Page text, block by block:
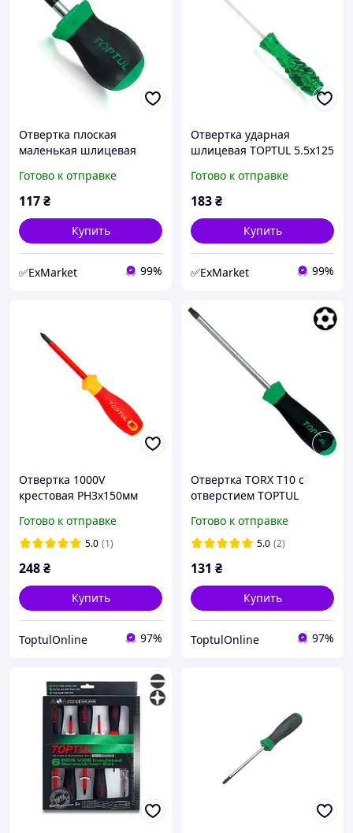
Отвертка плоская
маленькая шлицевая
FABB5E03
Готово к отправке
117₴
Купить
✅ExMarket 99%
Отвертка ударная
шлицевая TOPTUL 5.5x125
Готово к отправке
183₴
Купить
✅ExMarket 99%
Отвертка 1000V
крестовая PH3x150мм
Plus Series TOPTUL
FBEF0315V4
Готово к отправке
5.0 (1)
248₴
Купить
ToptulOnline 97%
Отвертка TORX T10 с
отверстием TOPTUL
Готово к отправке
5.0 (2)
131 ₴
Купить
ToptulOnline 97%